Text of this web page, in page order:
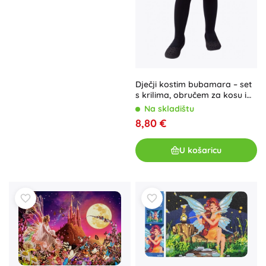
Dječji kostim bubamara – set
s krilima, obručem za kosu i
štapićem
Na skladištu
8,80 €
U košaricu